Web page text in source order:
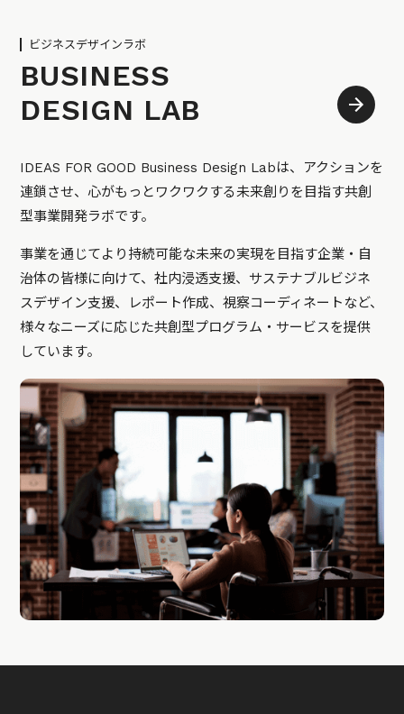
ビジネスデザインラボ
BUSINESS
DESIGN LAB
IDEAS FOR GOOD Business Design Labは、アクションを
連鎖させ、心がもっとワクワクする未来創りを目指す共創
型事業開発ラボです。
事業を通じてより持続可能な未来の実現を目指す企業・自
治体の皆様に向けて、社内浸透支援、サステナブルビジネ
スデザイン支援、レポート作成、視察コーディネートなど、
様々なニーズに応じた共創型プログラム・サービスを提供
しています。